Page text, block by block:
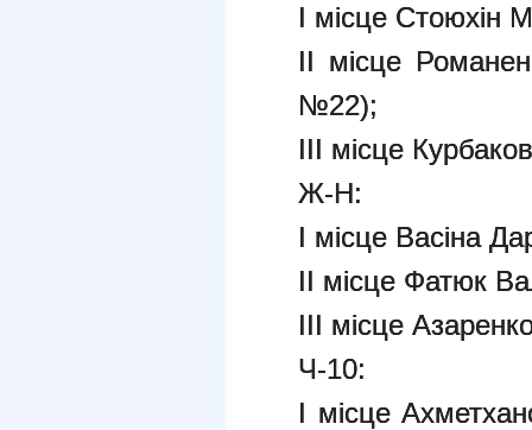
І місце
ІІ місце
№22);
ІІІ місце
Ж-Н:
І місце Васіна
ІІ місце Фатюк
ІІІ місце
Ч-10:
І місце